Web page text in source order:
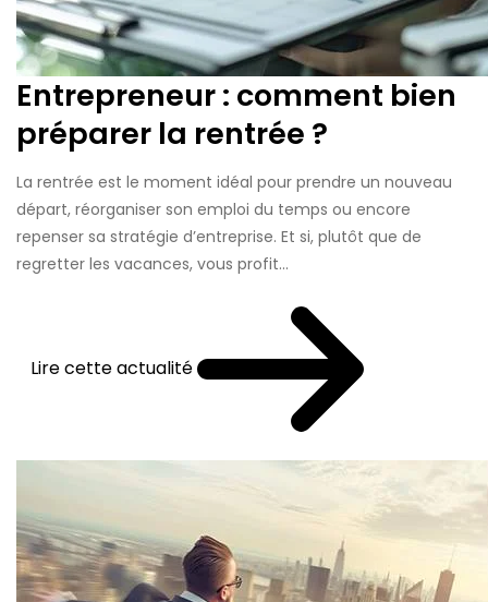
Entrepreneur : comment bien
préparer la rentrée ?
La rentrée est le moment idéal pour prendre un nouveau
départ, réorganiser son emploi du temps ou encore
repenser sa stratégie d’entreprise. Et si, plutôt que de
regretter les vacances, vous profit...
Lire cette actualité